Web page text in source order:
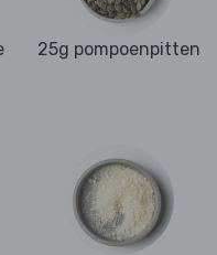
25g pompoenpitten